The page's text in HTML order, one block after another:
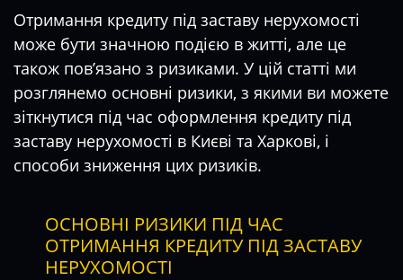
Отримання кредиту під заставу нерухомості
може бути значною подією в житті, але це
також пов’язано з ризиками. У цій статті ми
розглянемо основні ризики, з якими ви можете
зіткнутися під час оформлення кредиту під
заставу нерухомості в Києві та Харкові, і
способи зниження цих ризиків.
ОСНОВНІ РИЗИКИ ПІД ЧАС
ОТРИМАННЯ КРЕДИТУ ПІД ЗАСТАВУ
НЕРУХОМОСТІ